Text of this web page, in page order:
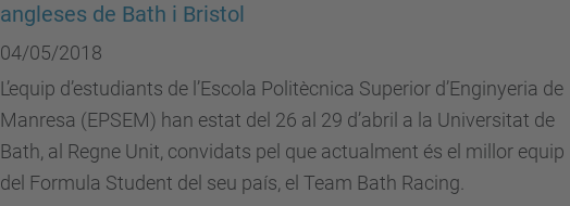
angleses de Bath i Bristol
04/05/2018
L’equip d’estudiants de l’Escola Politècnica Superior d’Enginyeria de
Manresa (EPSEM) han estat del 26 al 29 d’abril a la Universitat de
Bath, al Regne Unit, convidats pel que actualment és el millor equip
del Formula Student del seu país, el Team Bath Racing.